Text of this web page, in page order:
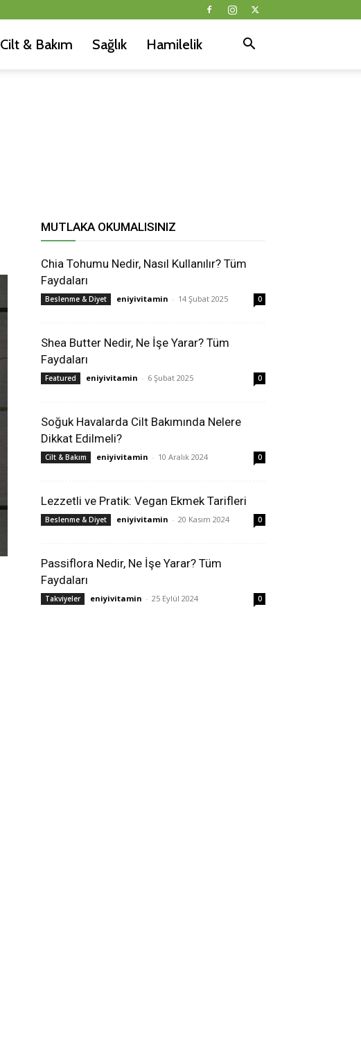
Cilt & Bakım Sağlık Hamilelik
MUTLAKA OKUMALISINIZ
Chia Tohumu Nedir, Nasıl Kullanılır? Tüm
Faydaları
Beslenme & Diyet eniyivitamin - 14 Şubat 2025 0
Shea Butter Nedir, Ne İşe Yarar? Tüm
Faydaları
Featured eniyivitamin - 6 Şubat 2025 0
Soğuk Havalarda Cilt Bakımında Nelere
Dikkat Edilmeli?
Cilt & Bakım eniyivitamin - 10 Aralık 2024 0
Lezzetli ve Pratik: Vegan Ekmek Tarifleri
Beslenme & Diyet eniyivitamin - 20 Kasım 2024 0
Passiflora Nedir, Ne İşe Yarar? Tüm
Faydaları
Takviyeler eniyivitamin - 25 Eylül 2024 0